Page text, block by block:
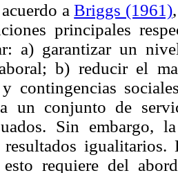
aBriggs (1961)
principales
a) garantizar un
b) reducir el
contingencias
un conjunto de
Sin embargo,
resultados
requiere del